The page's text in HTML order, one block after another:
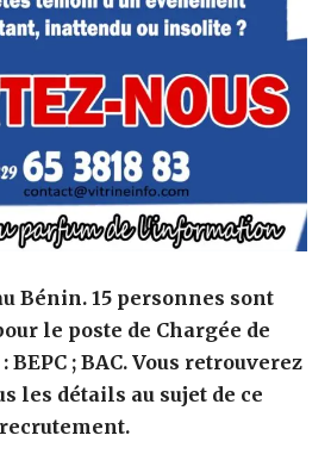
Bénin. 15 personnes sont
le poste de Chargée de
BEPC ; BAC. Vous retrouverez
les détails au sujet de ce
recrutement.